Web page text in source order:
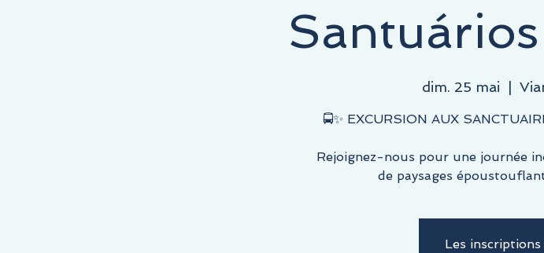
COMMENCE ICI, LA DESTINATION EST LA VÔTRE !
dim. 25 mai
🚍✨ EXCURSION AUX
Rejoignez-nous pour une journée
de paysages
Les